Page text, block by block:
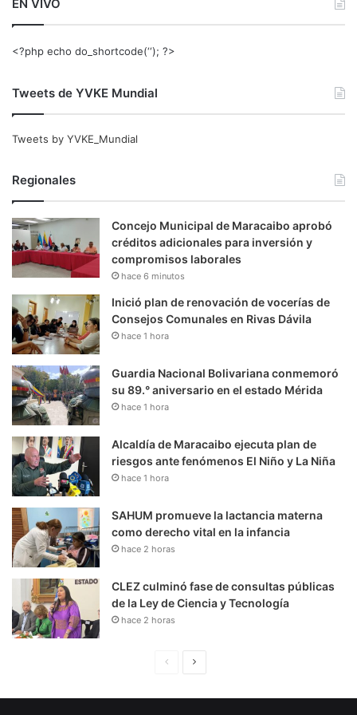
EN VIVO
<?php echo do_shortcode(‘‘); ?>
Tweets de YVKE Mundial
Tweets by YVKE_Mundial
Regionales
Concejo Municipal de Maracaibo aprobó
créditos adicionales para inversión y
compromisos laborales
hace 6 minutos
Inició plan de renovación de vocerías de
Consejos Comunales en Rivas Dávila
hace 1 hora
Guardia Nacional Bolivariana conmemoró
su 89.° aniversario en el estado Mérida
hace 1 hora
Alcaldía de Maracaibo ejecuta plan de
riesgos ante fenómenos El Niño y La Niña
hace 1 hora
SAHUM promueve la lactancia materna
como derecho vital en la infancia
hace 2 horas
CLEZ culminó fase de consultas públicas
de la Ley de Ciencia y Tecnología
hace 2 horas